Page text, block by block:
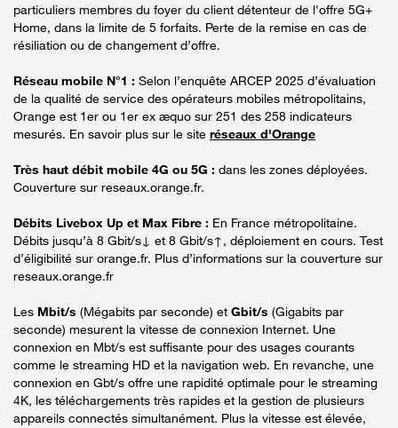
particuliers membres du foyer du client détenteur de l'offre 5G+
Home, dans la limite de 5 forfaits. Perte de la remise en cas de
résiliation ou de changement d’offre.
Réseau mobile N°1 : Selon l’enquête ARCEP 2025 d’évaluation
de la qualité de service des opérateurs mobiles métropolitains,
Orange est 1er ou 1er ex æquo sur 251 des 258 indicateurs
mesurés. En savoir plus sur le site réseaux d'Orange
Très haut débit mobile 4G ou 5G : dans les zones déployées.
Couverture sur reseaux.orange.fr.
Débits Livebox Up et Max Fibre : En France métropolitaine.
Débits jusqu’à 8 Gbit/s↓ et 8 Gbit/s↑, déploiement en cours. Test
d’éligibilité sur orange.fr. Plus d’informations sur la couverture sur
reseaux.orange.fr
Les Mbit/s (Mégabits par seconde) et Gbit/s (Gigabits par
seconde) mesurent la vitesse de connexion Internet. Une
connexion en Mbt/s est suffisante pour des usages courants
comme le streaming HD et la navigation web. En revanche, une
connexion en Gbt/s offre une rapidité optimale pour le streaming
4K, les téléchargements très rapides et la gestion de plusieurs
appareils connectés simultanément. Plus la vitesse est élevée,